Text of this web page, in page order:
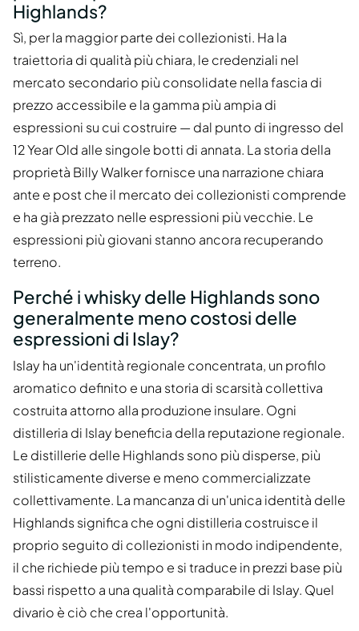
Highlands?
Sì, per la maggior parte dei collezionisti. Ha la
traiettoria di qualità più chiara, le credenziali nel
mercato secondario più consolidate nella fascia di
prezzo accessibile e la gamma più ampia di
espressioni su cui costruire — dal punto di ingresso del
12 Year Old alle singole botti di annata. La storia della
proprietà Billy Walker fornisce una narrazione chiara
ante e post che il mercato dei collezionisti comprende
e ha già prezzato nelle espressioni più vecchie. Le
espressioni più giovani stanno ancora recuperando
terreno.
Perché i whisky delle Highlands sono
generalmente meno costosi delle
espressioni di Islay?
Islay ha un'identità regionale concentrata, un profilo
aromatico definito e una storia di scarsità collettiva
costruita attorno alla produzione insulare. Ogni
distilleria di Islay beneficia della reputazione regionale.
Le distillerie delle Highlands sono più disperse, più
stilisticamente diverse e meno commercializzate
collettivamente. La mancanza di un'unica identità delle
Highlands significa che ogni distilleria costruisce il
proprio seguito di collezionisti in modo indipendente,
il che richiede più tempo e si traduce in prezzi base più
bassi rispetto a una qualità comparabile di Islay. Quel
divario è ciò che crea l'opportunità.